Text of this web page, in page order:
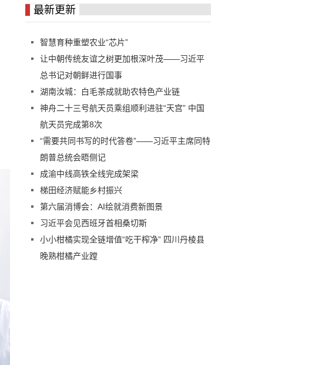
最新更新
智慧育种重塑农业“芯片”
让中朝传统友谊之树更加根深叶茂——习近平
总书记对朝鲜进行国事
湖南汝城：白毛茶成就助农特色产业链
神舟二十三号航天员乘组顺利进驻“天宫” 中国
航天员完成第8次
“需要共同书写的时代答卷”——习近平主席同特
朗普总统会晤侧记
成渝中线高铁全线完成架梁
梯田经济赋能乡村振兴
第六届消博会：AI绘就消费新图景
习近平会见西班牙首相桑切斯
小小柑橘实现全链增值“吃干榨净” 四川丹棱县
晚熟柑橘产业蹚